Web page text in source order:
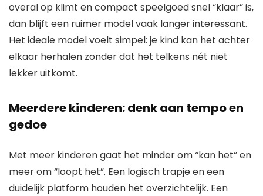
overal op klimt en compact speelgoed snel “klaar” is,
dan blijft een ruimer model vaak langer interessant.
Het ideale model voelt simpel: je kind kan het achter
elkaar herhalen zonder dat het telkens nét niet
lekker uitkomt.
Meerdere kinderen: denk aan tempo en
gedoe
Met meer kinderen gaat het minder om “kan het” en
meer om “loopt het”. Een logisch trapje en een
duidelijk platform houden het overzichtelijk. Een